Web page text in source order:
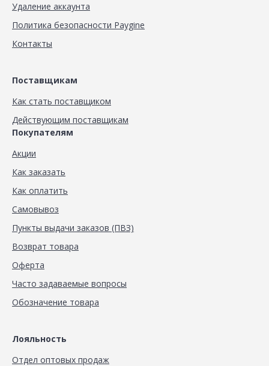
Удаление аккаунта
Политика безопасности Paygine
Контакты
Поставщикам
Как стать поставщиком
Действующим поставщикам
Покупателям
Акции
Как заказать
Как оплатить
Самовывоз
Пункты выдачи заказов (ПВЗ)
Возврат товара
Оферта
Часто задаваемые вопросы
Обозначение товара
Лояльность
Отдел оптовых продаж